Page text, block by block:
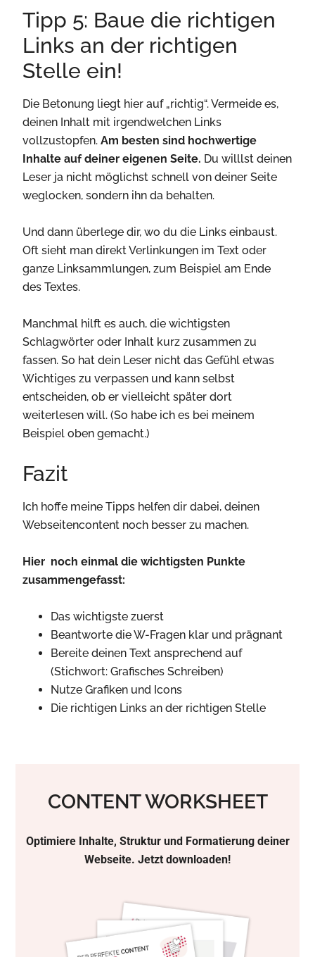
Tipp 5: Baue die richtigen
Links an der richtigen
Stelle ein!
Die Betonung liegt hier auf „richtig“. Vermeide es,
deinen Inhalt mit irgendwelchen Links
vollzustopfen.Am besten sind hochwertige
Inhalte auf deiner eigenen Seite. Du willlst deinen
Leser ja nicht möglichst schnell von deiner Seite
weglocken, sondern ihn da behalten.
Und dann überlege dir, wo du die Links einbaust.
Oft sieht man direkt Verlinkungen im Text oder
ganze Linksammlungen, zum Beispiel am Ende
des Textes.
Manchmal hilft es auch, die wichtigsten
Schlagwörter oder Inhalt kurz zusammen zu
fassen. So hat dein Leser nicht das Gefühl etwas
Wichtiges zu verpassen und kann selbst
entscheiden, ob er vielleicht später dort
weiterlesen will. (So habe ich es bei meinem
Beispiel oben gemacht.)
Fazit
Ich hoffe meine Tipps helfen dir dabei, deinen
Webseitencontent noch besser zu machen.
Hier noch einmal die wichtigsten Punkte
zusammengefasst:
Das wichtigste zuerst
Beantworte die W-Fragen klar und prägnant
Bereite deinen Text ansprechend auf
(Stichwort: Grafisches Schreiben)
Nutze Grafiken und Icons
Die richtigen Links an der richtigen Stelle
CONTENT WORKSHEET
Optimiere Inhalte, Struktur und Formatierung deiner
Webseite. Jetzt downloaden!